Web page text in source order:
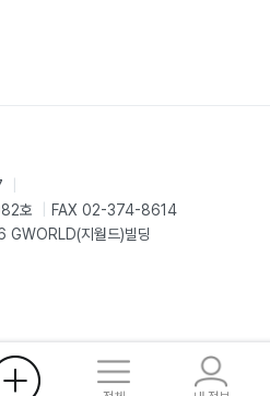
호
FAX 02-374-8614
GWORLD(지월드)빌딩